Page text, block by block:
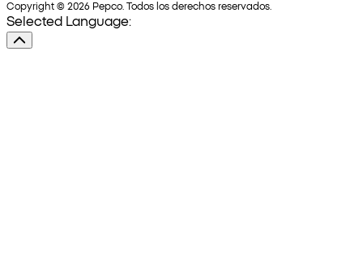
Copyright © 2026 Pepco. Todos los derechos reservados.
Selected Language: